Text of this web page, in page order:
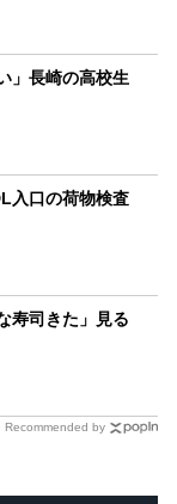
」長崎の高校生
入口の荷物検査
寿司きた」見る
Recommended by